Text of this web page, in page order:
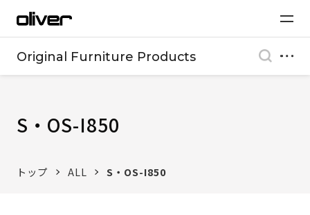
Original Furniture Products
S・OS-I850
トップ ALL S・OS-I850